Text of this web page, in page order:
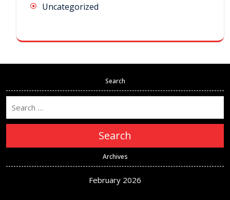
Uncategorized
Search
Search
Archives
February 2026